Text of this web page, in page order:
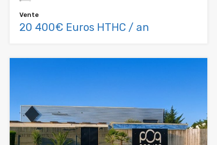
Vente
20 400€ Euros HTHC / an